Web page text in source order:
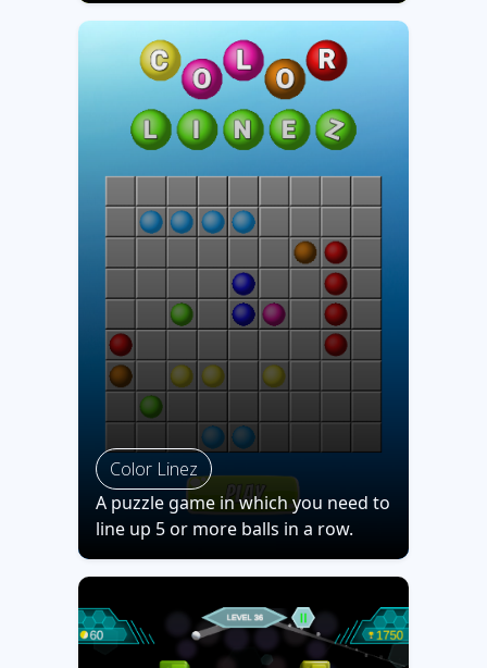
Color Linez
A puzzle game in which you need to
line up 5 or more balls in a row.